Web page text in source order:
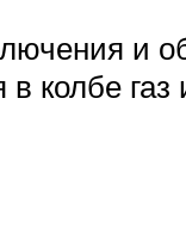
и
колбе газ